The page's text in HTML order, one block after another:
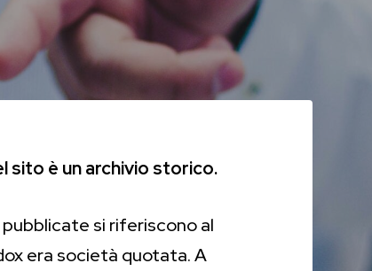
sito è un archivio storico.
si riferiscono al
era società quotata. A